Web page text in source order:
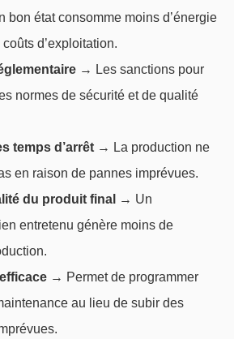
bon état consomme moins d’énergie
d’exploitation.
→ Les sanctions pour
normes de sécurité et de qualité
temps d’arrêt → La production ne
en raison de pannes imprévues.
du produit final
→ Un
entretenu génère moins de
→ Permet de programmer
au lieu de subir des